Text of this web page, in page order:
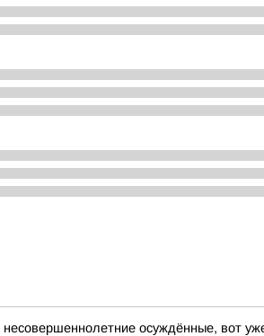
осуждённые, вот